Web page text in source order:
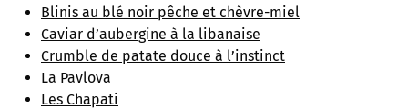
Blinis au blé noir pêche et chèvre-miel
Caviar d’aubergine à la libanaise
Crumble de patate douce à l’instinct
La Pavlova
Les Chapati